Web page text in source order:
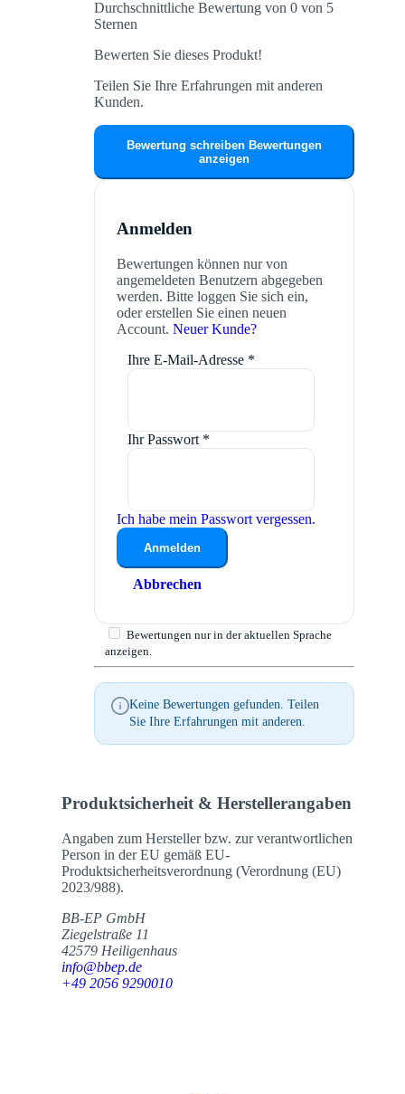
Durchschnittliche Bewertung von 0 von 5
Sternen
Bewerten Sie dieses Produkt!
Teilen Sie Ihre Erfahrungen mit anderen
Kunden.
Bewertung schreiben Bewertungen
anzeigen
Anmelden
Bewertungen können nur von
angemeldeten Benutzern abgegeben
werden. Bitte loggen Sie sich ein,
oder erstellen Sie einen neuen
Account. Neuer Kunde?
Ihre E-Mail-Adresse *
Ihr Passwort *
Ich habe mein Passwort vergessen.
Anmelden
Abbrechen
Bewertungen nur in der aktuellen Sprache
anzeigen.
Keine Bewertungen gefunden. Teilen
Sie Ihre Erfahrungen mit anderen.
Produktsicherheit & Herstellerangaben
Angaben zum Hersteller bzw. zur verantwortlichen
Person in der EU gemäß EU-
Produktsicherheitsverordnung (Verordnung (EU)
2023/988).
BB-EP GmbH
Ziegelstraße 11
42579 Heiligenhaus
info@bbep.de
+49 2056 9290010